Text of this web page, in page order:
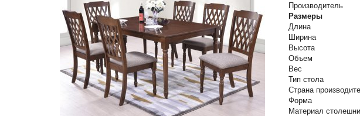
Производитель
Размеры
Длина
Ширина
Высота
Объем
Вес
Тип стола
Страна
Форма
Материал